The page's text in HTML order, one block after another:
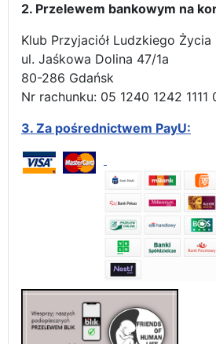
2. Przelewem bankowym na
Klub Przyjaciół Ludzkiego Życia
ul. Jaśkowa Dolina 47/1a
80-286 Gdańsk
Nr rachunku: 05 1240 1242
3. Za pośrednictwem PayU: